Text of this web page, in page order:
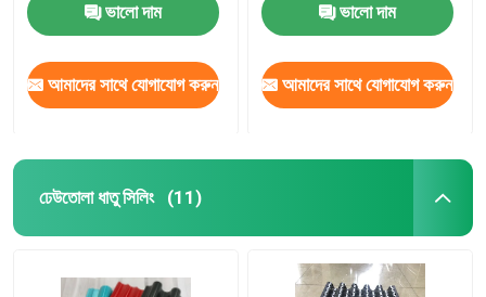
ভালো দাম
আমাদের সাথে যোগাযোগ করুন
ভালো দাম
আমাদের সাথে যোগাযোগ করুন
ঢেউতোলা ধাতু সিলিং (11)